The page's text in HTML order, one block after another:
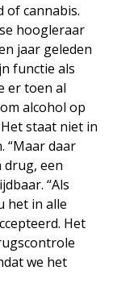
of cannabis.
hoogleraar
jaar geleden
functie als
er toen al
alcohol op
staat niet in
“Maar daar
drug, een
“Als
het in alle
Het
we het